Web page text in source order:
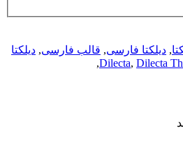
دیلکتا فارسی,قالب فارسی,دیلکتا
Dilecta,
,